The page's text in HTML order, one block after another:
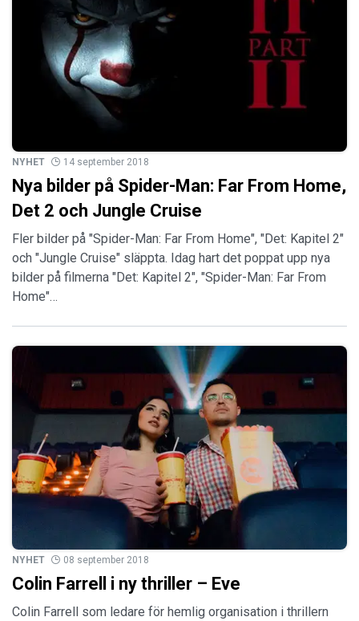
NYHET 14 september 2018
Nya bilder på Spider-Man: Far From Home,
Det 2 och Jungle Cruise
Fler bilder på "Spider-Man: Far From Home", "Det: Kapitel 2"
och "Jungle Cruise" släppta. Idag hart det poppat upp nya
bilder på filmerna "Det: Kapitel 2", "Spider-Man: Far From
Home"…
NYHET 08 september 2018
Colin Farrell i ny thriller – Eve
Colin Farrell som ledare för hemlig organisation i thrillern